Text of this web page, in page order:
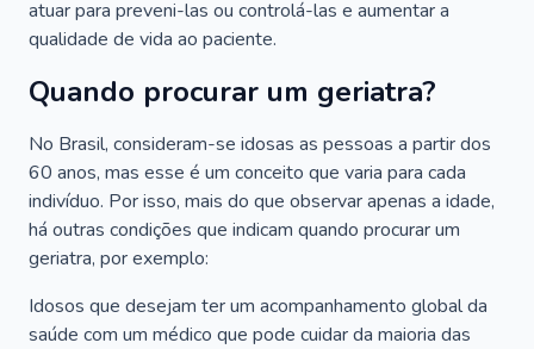
atuar para preveni-las ou controlá-las e aumentar a
qualidade de vida ao paciente.
Quando procurar um geriatra?
No Brasil, consideram-se idosas as pessoas a partir dos
60 anos, mas esse é um conceito que varia para cada
indivíduo. Por isso, mais do que observar apenas a idade,
há outras condições que indicam quando procurar um
geriatra, por exemplo:
Idosos que desejam ter um acompanhamento global da
saúde com um médico que pode cuidar da maioria das